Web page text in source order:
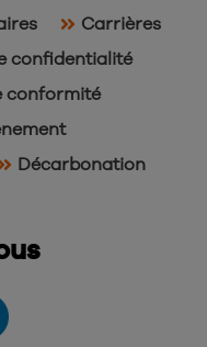
Carrières
confidentialité
conformité
Décarbonation